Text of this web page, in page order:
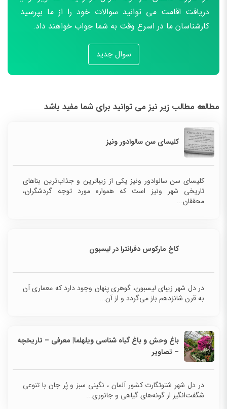
دریافت اقامت می توانید سوالات خود را از ما بپرسید.
کارشناسان ما در اسرع وقت به شما جواب خواهند داد.
سوال جدید
مطالعه مطالب زیر نیز می توانید برای شما مفید باشد
کلیسای سن سالوادور ونیز
کلیسای سن سالوادور ونیز یکی از زیباترین و جذاب‌ترین بناهای
تاریخی شهر ونیز است که همواره مورد توجه گردشگران،
محققان...
کاخ مارکوس دفرانترا در لیسبون
در دل شهر زیبای لیسبون، گوهری پنهان وجود دارد که معماری آن
به قرن شانزدهم باز می‌گردد و از آن...
باغ وحش و باغ گیاه شناسی ویلهلما| معرفی – تاریخچه
– تصاویر
در دل شهر شتوتگارت کشور آلمان ، نگینی سبز و پُر جان با تنوعی
شگفت‌انگیز از گونه‌های گیاهی و جانوری...